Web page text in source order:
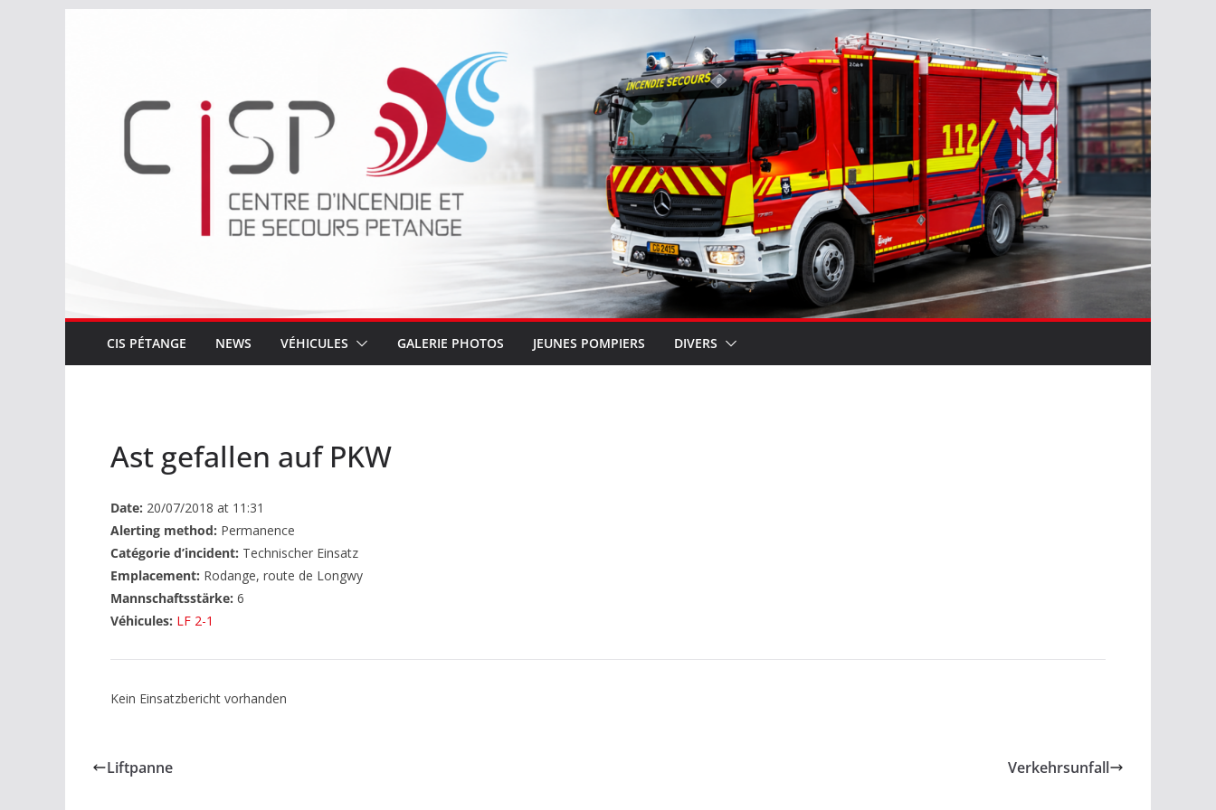
CIS PÉTANGE NEWS VÉHICULES GALERIE PHOTOS JEUNES POMPIERS DIVERS
Ast gefallen auf PKW
Date: 20/07/2018 at 11:31
Alerting method: Permanence
Catégorie d’incident: Technischer Einsatz
Emplacement: Rodange, route de Longwy
Mannschaftsstärke: 6
Véhicules: LF 2-1
Kein Einsatzbericht vorhanden
Liftpanne Verkehrsunfall